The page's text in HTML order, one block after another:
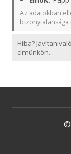
Az adatokban
bizonytalansága
Hiba?
címünkön.
©